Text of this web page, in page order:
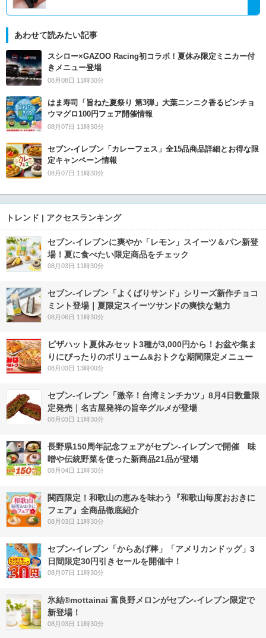
あわせて読みたい記事
スシロー×GAZOO Racing初コラボ！夏休み限定ミニカー付
きメニュー登場
08月08日 11時30分
はま寿司「旨ねた夏祭り 第3弾」大葉ニンニク香るビンチョ
ウマグロ100円フェア開催情報
08月07日 11時30分
セブン‐イレブン「カレーフェス」全15品商品詳細とお得な限
定キャンペーン情報
08月07日 11時30分
トレンド | アクセスランキング
セブン‐イレブンに爽やか「レモン」スイーツ＆パン新登
場！夏に食べたい限定商品をチェック
08月03日 11時30分
セブン‐イレブン「よくばりサンド」シリーズ新作チョコ
ミント登場｜夏限定スイーツサンドの爽快な魅力
08月06日 11時30分
ピザハット夏休みセット3種が3,000円から！お盆や集ま
りにぴったりのボリューム&おトクな期間限定メニュー
08月03日 13時00分
セブン-イレブン「激辛！台湾ミンチカツ」8月4日数量限
定発売｜名古屋発祥の旨辛グルメが登場
08月03日 11時30分
長野県150周年記念フェアがセブン-イレブンで開催 味
噌や伝統野菜を使った新商品21品が登場
08月04日 11時30分
関西限定！和歌山の恵みを味わう『和歌山毎度おおきに
フェア』全商品徹底紹介
08月03日 11時30分
セブン‐イレブン「からあげ棒」「アメリカンドッグ」3
日間限定30円引きセールを開催中！
08月07日 11時30分
氷結®mottainai 富良野メロンがセブン‐イレブン限定で
新登場！
08月03日 11時30分